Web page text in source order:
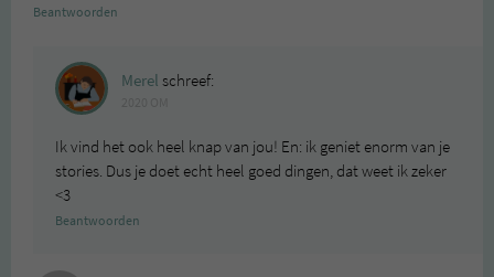
Beantwoorden
Merel schreef:
Ik vind het ook heel knap van jou! En: ik geniet enorm van je
stories. Dus je doet echt heel goed dingen, dat weet ik zeker
<3
Beantwoorden